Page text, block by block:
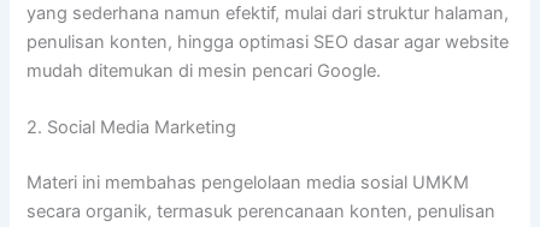
yang sederhana namun efektif, mulai dari struktur halaman,
penulisan konten, hingga optimasi SEO dasar agar website
mudah ditemukan di mesin pencari Google.
2. Social Media Marketing
Materi ini membahas pengelolaan media sosial UMKM
secara organik, termasuk perencanaan konten, penulisan